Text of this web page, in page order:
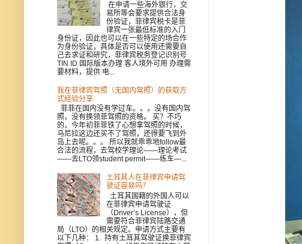
在申请一些海外银行，交
易所等会要求提供合法身
份验证，菲律宾税卡是菲
律宾一张最低标准的入门
身份证，因此也可以在一些特定的场合作
为身份验证，具体是否可以使用还需要自
己去求证和研究，菲律宾税务登记识别号
TIN ID 国际版本办理 客人境外可用 办理需
要材料，提供 电...
我在菲律宾驾照（无国内驾照）的获取方
式经验分享
菲菲在国内没有学过车。。。没有国内驾
照，没有换领菲驾照的资格。 买？不巧
的，今年初菲菲铁了心想拿驾照的时候，
马尼拉这边还买不了驾照，还得要飞到外
岛上去呢。。。 所以我就乖乖地follow最
合法的流程，去驾校学理论——理论考试
——去LTO领student permit——练车—...
土耳其人在菲律宾申请驾
驶证容易吗？
土耳其国籍的外国人可以
在菲律宾申请驾驶证
（Driver’s License），但
需要符合菲律宾陆路交通
局（LTO）的相关规定。申请方式主要有
以下几种： 1. 持有土耳其驾驶证换菲律宾